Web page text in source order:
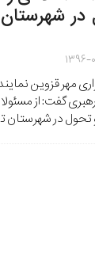
شهرستان
۲۵
مهر قزوین
گفت: از
در شهرستان